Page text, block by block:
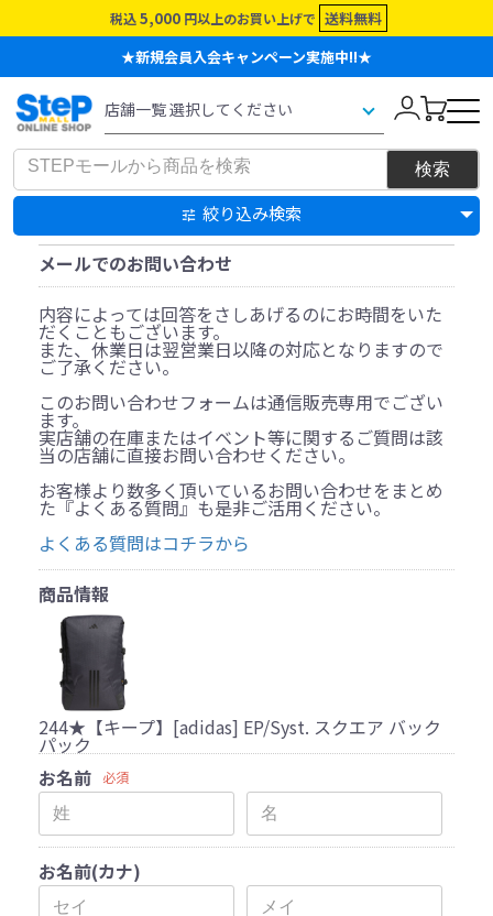
税込 5,000 円以上のお買い上げで 送料無料
★新規会員入会キャンペーン実施中!!★
絞り込み検索
メールでのお問い合わせ
内容によっては回答をさしあげるのにお時間をいた
だくこともございます。
また、休業日は翌営業日以降の対応となりますので
ご了承ください。
このお問い合わせフォームは通信販売専用でござい
ます。
実店舗の在庫またはイベント等に関するご質問は該
当の店舗に直接お問い合わせください。
お客様より数多く頂いているお問い合わせをまとめ
た『よくある質問』も是非ご活用ください。
よくある質問はコチラから
商品情報
244★【キープ】[adidas] EP/Syst. スクエア バック
パック
お名前
必須
お名前(カナ)